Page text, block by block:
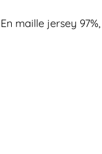
maille jersey